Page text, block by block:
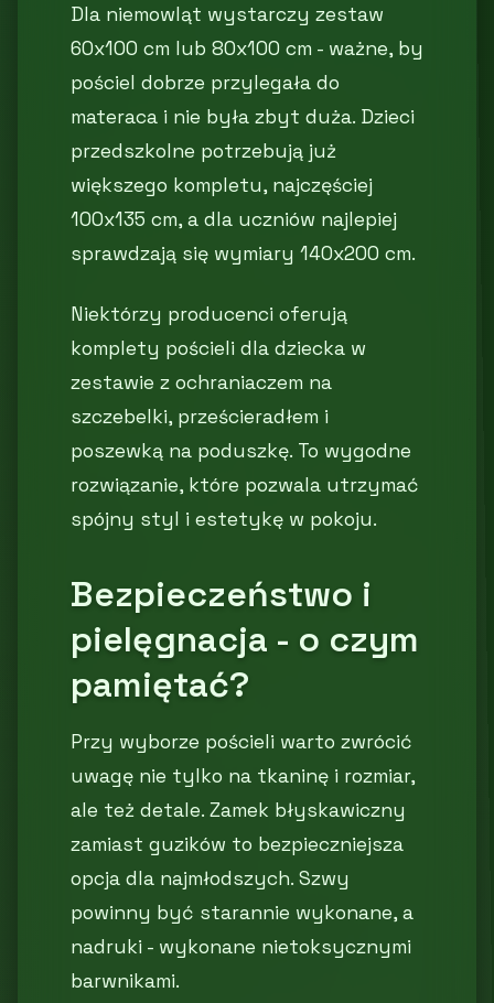
Dla niemowląt wystarczy zestaw
60x100 cm lub 80x100 cm - ważne, by
pościel dobrze przylegała do
materaca i nie była zbyt duża. Dzieci
przedszkolne potrzebują już
większego kompletu, najczęściej
100x135 cm, a dla uczniów najlepiej
sprawdzają się wymiary 140x200 cm.
Niektórzy producenci oferują
komplety pościeli dla dziecka w
zestawie z ochraniaczem na
szczebelki, prześcieradłem i
poszewką na poduszkę. To wygodne
rozwiązanie, które pozwala utrzymać
spójny styl i estetykę w pokoju.
Bezpieczeństwo i
pielęgnacja - o czym
pamiętać?
Przy wyborze pościeli warto zwrócić
uwagę nie tylko na tkaninę i rozmiar,
ale też detale. Zamek błyskawiczny
zamiast guzików to bezpieczniejsza
opcja dla najmłodszych. Szwy
powinny być starannie wykonane, a
nadruki - wykonane nietoksycznymi
barwnikami.